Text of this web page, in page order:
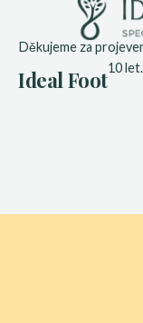
Děkujeme za
10
Ideal Foot